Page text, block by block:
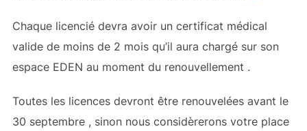
Chaque licencié devra avoir un certificat médical
valide de moins de 2 mois qu’il aura chargé sur son
espace EDEN au moment du renouvellement .
Toutes les licences devront être renouvelées avant le
30 septembre , sinon nous considèrerons votre place